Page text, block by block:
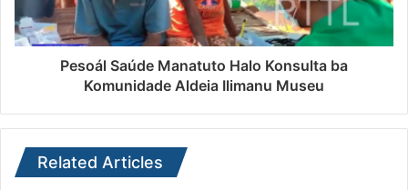
Pesoál Saúde Manatuto Halo Konsulta ba
Komunidade Aldeia Ilimanu Museu
Related Articles